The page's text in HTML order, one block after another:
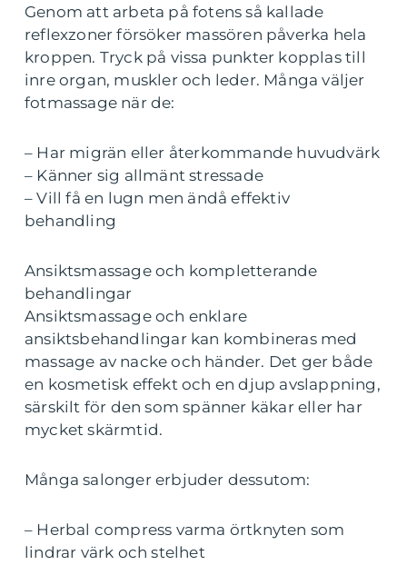
Genom att arbeta på fotens så kallade
reflexzoner försöker massören påverka hela
kroppen. Tryck på vissa punkter kopplas till
inre organ, muskler och leder. Många väljer
fotmassage när de:
– Har migrän eller återkommande huvudvärk
– Känner sig allmänt stressade
– Vill få en lugn men ändå effektiv
behandling
Ansiktsmassage och kompletterande
behandlingar
Ansiktsmassage och enklare
ansiktsbehandlingar kan kombineras med
massage av nacke och händer. Det ger både
en kosmetisk effekt och en djup avslappning,
särskilt för den som spänner käkar eller har
mycket skärmtid.
Många salonger erbjuder dessutom:
– Herbal compress varma örtknyten som
lindrar värk och stelhet